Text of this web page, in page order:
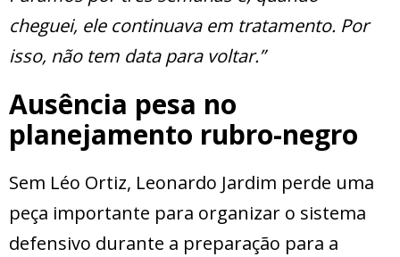
cheguei, ele continuava em tratamento. Por
isso, não tem data para voltar.”
Ausência pesa no
planejamento rubro-negro
Sem Léo Ortiz, Leonardo Jardim perde uma
peça importante para organizar o sistema
defensivo durante a preparação para a